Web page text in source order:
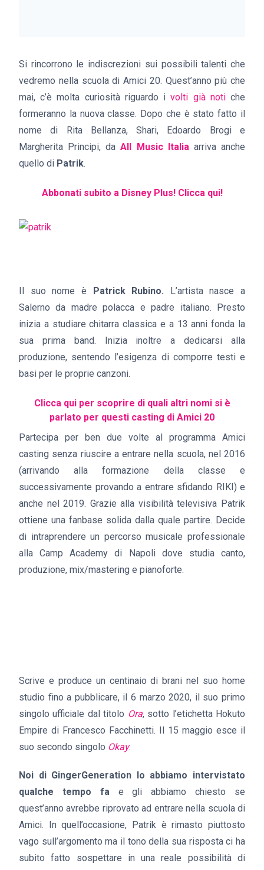
Si rincorrono le indiscrezioni sui possibili talenti che
vedremo nella scuola di Amici 20. Quest’anno più che
mai, c’è molta curiosità riguardo ivolti già notiche
formeranno la nuova classe. Dopo che è stato fatto il
nome di Rita Bellanza, Shari, Edoardo Brogi e
Margherita Principi, daAll Music Italia arriva anche
quello di Patrik.
Abbonati subito a Disney Plus! Clicca qui!
Il suo nome è Patrick Rubino. L’artista nasce a
Salerno da madre polacca e padre italiano. Presto
inizia a studiare chitarra classica e a 13 anni fonda la
sua prima band. Inizia inoltre a dedicarsi alla
produzione, sentendo l’esigenza di comporre testi e
basi per le proprie canzoni.
Clicca qui per scoprire di quali altri nomi si è
parlato per questi casting di Amici 20
Partecipa per ben due volte al programma Amici
casting senza riuscire a entrare nella scuola, nel 2016
(arrivando alla formazione della classe e
successivamente provando a entrare sfidando RIKI) e
anche nel 2019. Grazie alla visibilità televisiva Patrik
ottiene una fanbase solida dalla quale partire. Decide
di intraprendere un percorso musicale professionale
alla Camp Academy di Napoli dove studia canto,
produzione, mix/mastering e pianoforte.
Scrive e produce un centinaio di brani nel suo home
studio fino a pubblicare, il 6 marzo 2020, il suo primo
singolo ufficiale dal titolo Ora, sotto l’etichetta Hokuto
Empire di Francesco Facchinetti. Il 15 maggio esce il
suo secondo singolo Okay.
Noi di GingerGeneration lo abbiamo intervistato
qualche tempo fae gli abbiamo chiesto se
quest’anno avrebbe riprovato ad entrare nella scuola di
Amici. In quell’occasione, Patrik è rimasto piuttosto
vago sull’argomento ma il tono della sua risposta ci ha
subito fatto sospettare in una reale possibilità di